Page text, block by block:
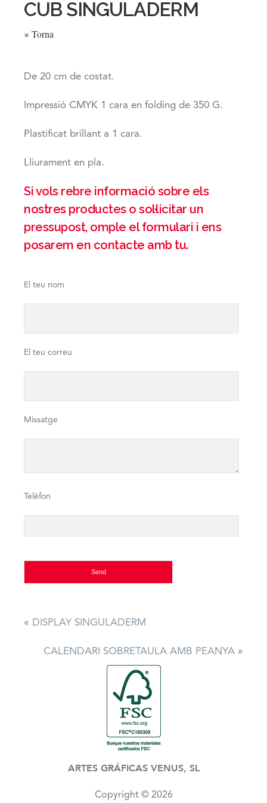
CUB SINGULADERM
× Torna
De 20 cm de costat.
Impressió CMYK 1 cara en folding de 350 G.
Plastificat brillant a 1 cara.
Lliurament en pla.
Si vols rebre informació sobre els
nostres productes o sol·licitar un
pressupost, omple el formulari i ens
posarem en contacte amb tu.
El teu nom
El teu correu
Missatge
Telèfon
« DISPLAY SINGULADERM
CALENDARI SOBRETAULA AMB PEANYA »
ARTES GRÁFICAS VENUS, SL
Copyright © 2026